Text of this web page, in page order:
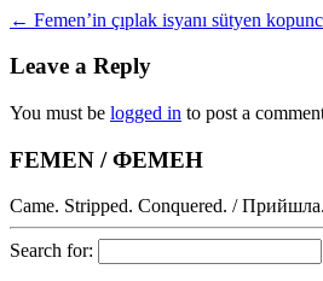
← Femen’in çıplak isyanı sütyen
Leave a Reply
You must be logged in to post a
FEMEN / ФЕМЕН
Came. Stripped. Conquered. /
Search for: